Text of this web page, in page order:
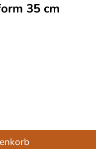
35 cm